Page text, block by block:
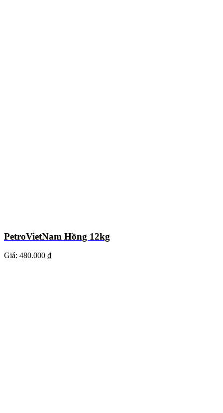
PetroVietNam Hồng 12kg
Giá: 480.000 ₫